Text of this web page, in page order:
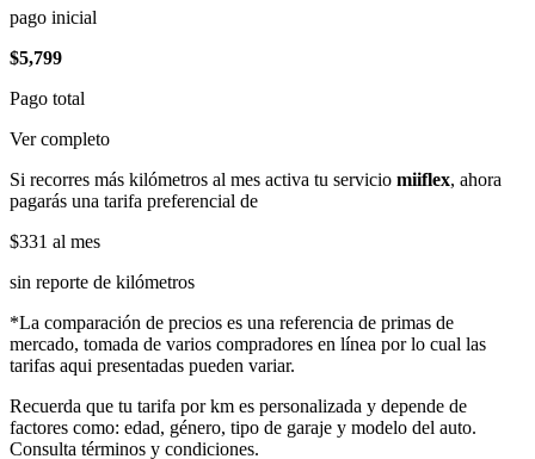
pago inicial
$5,799
Pago total
Ver completo
Si recorres más kilómetros al mes activa tu servicio miiflex, ahora
pagarás una tarifa preferencial de
$331 al mes
sin reporte de kilómetros
*La comparación de precios es una referencia de primas de
mercado, tomada de varios compradores en línea por lo cual las
tarifas aqui presentadas pueden variar.
Recuerda que tu tarifa por km es personalizada y depende de
factores como: edad, género, tipo de garaje y modelo del auto.
Consulta términos y condiciones.